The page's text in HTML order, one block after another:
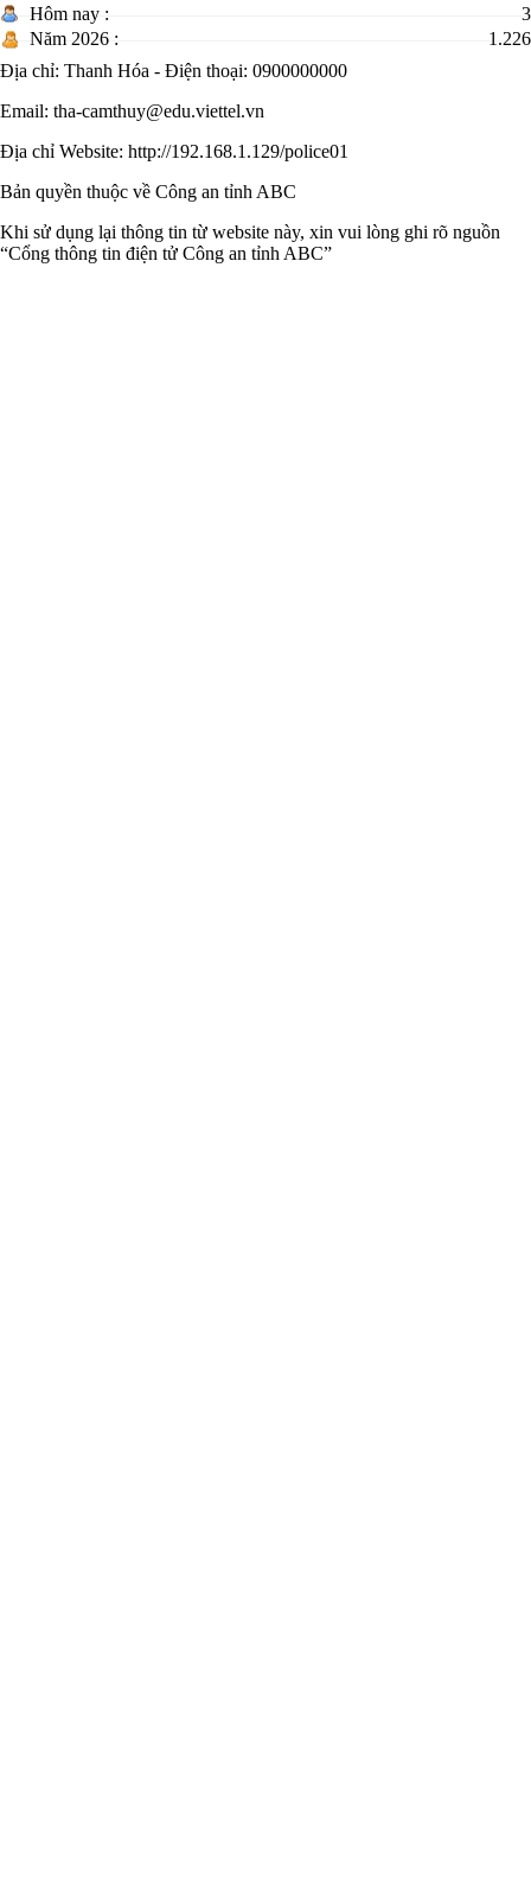
Hôm nay :
3
Năm 2026 :
1.226
Địa chỉ: Thanh Hóa - Điện thoại: 0900000000
Email: tha-camthuy@edu.viettel.vn
Địa chỉ Website: http://192.168.1.129/police01
Bản quyền thuộc về Công an tỉnh ABC
Khi sử dụng lại thông tin từ website này, xin vui lòng ghi rõ nguồn
“Cổng thông tin điện tử Công an tỉnh ABC”